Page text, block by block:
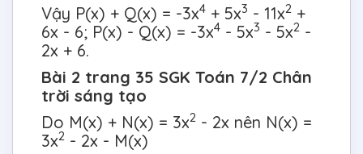
Vậy P(x) + Q(x) = -3x4 + 5x3 - 11x2 +
6x - 6; P(x) - Q(x) = -3x4 - 5x3 - 5x2 -
2x + 6.
Bài 2 trang 35 SGK Toán 7/2 Chân
trời sáng tạo
Do M(x) + N(x) = 3x2 - 2x nên N(x) =
3x2 - 2x - M(x)